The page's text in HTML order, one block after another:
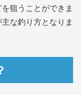
狙うことができま
な釣り方となりま